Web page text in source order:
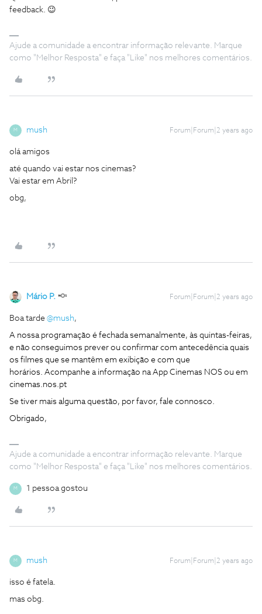
feedback. 😉
Ajude a comunidade a encontrar informação relevante. Marque
como "Melhor Resposta" e faça "Like" nos melhores comentários.
M mush Forum|Forum|2 years ago
olá amigos
até quando vai estar nos cinemas?
Vai estar em Abril?
obg,
Mário P. Forum|Forum|2 years ago
Boa tarde @mush,
A nossa programação é fechada semanalmente, às quintas-feiras,
e não conseguimos prever ou confirmar com antecedência quais
os filmes que se mantêm em exibição e com que
horários. Acompanhe a informação na App Cinemas NOS ou em
cinemas.nos.pt
Se tiver mais alguma questão, por favor, fale connosco.
Obrigado,
Ajude a comunidade a encontrar informação relevante. Marque
como "Melhor Resposta" e faça "Like" nos melhores comentários.
M 1 pessoa gostou
M mush Forum|Forum|2 years ago
isso é fatela.
mas obg.